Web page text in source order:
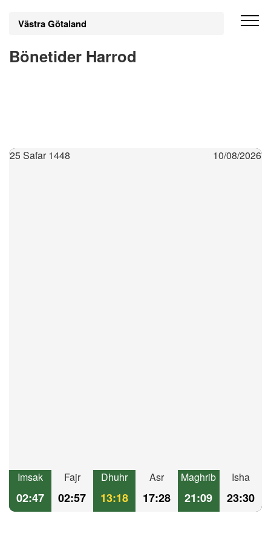
Västra Götaland
Bönetider Harrod
25 Safar 1448 10/08/2026
Imsak
02:47
Fajr
02:57
Dhuhr
13:18
Asr
17:28
Maghrib
21:09
Isha
23:30